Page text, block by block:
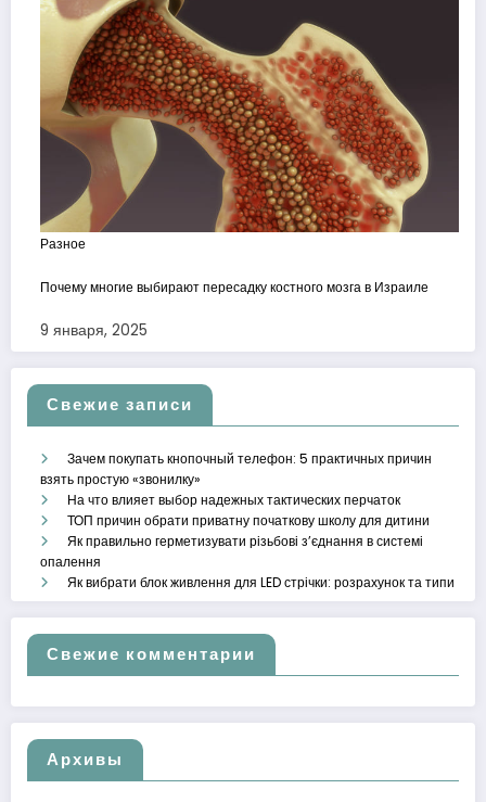
Разное
Почему многие выбирают пересадку костного мозга в Израиле
9 января, 2025
Свежие записи
Зачем покупать кнопочный телефон: 5 практичных причин
взять простую «звонилку»
На что влияет выбор надежных тактических перчаток
ТОП причин обрати приватну початкову школу для дитини
Як правильно герметизувати різьбові з’єднання в системі
опалення
Як вибрати блок живлення для LED стрічки: розрахунок та типи
Свежие комментарии
Архивы